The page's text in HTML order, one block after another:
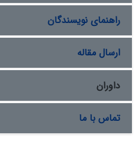
کم ارزش بوده و پوشش
تشکیل می‏دهند. لذا شناخت
منجر به تهیه تقویم زنبورداری
شد.
راهنمای نویسندگان
ارسال مقاله
داوران
تماس با ما